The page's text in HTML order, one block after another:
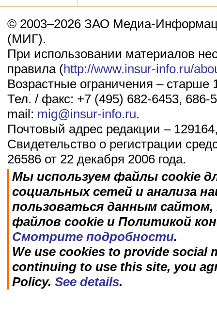
© 2003–2026 ЗАО Медиа-
(МИГ).
При использовании материалов
правила (http://www.insur-info.ru/
Возрастные ограничения – старше
Тел. / факс: +7 (495) 682-6453, 686-
mail: mig@insur-info.ru.
Почтовый адрес редакции –
Свидетельство о регистрации
26586 от 22 декабря 2006 года.
Мы используем файлы cookie
социальных сетей и анализа
пользоваться данным
файлов cookie и Политикой
Смотрите подробности.
We use cookies to provide social
continuing to use this site, you
Policy. See details.